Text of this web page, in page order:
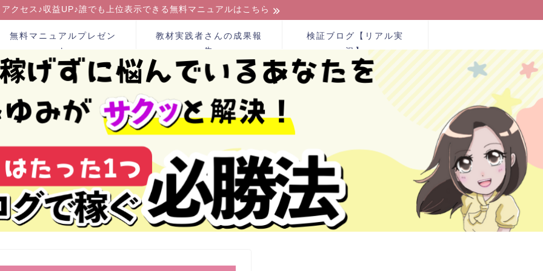
アクセス♪収益UP♪誰でも上位表示できる無料マニュアルはこちら
無料マニュアルプレゼン
ト
教材実践者さんの成果報
告
検証ブログ【リアル実
況】